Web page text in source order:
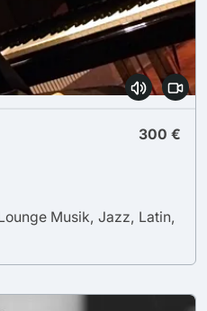
300 €
Musik, Jazz, Latin,